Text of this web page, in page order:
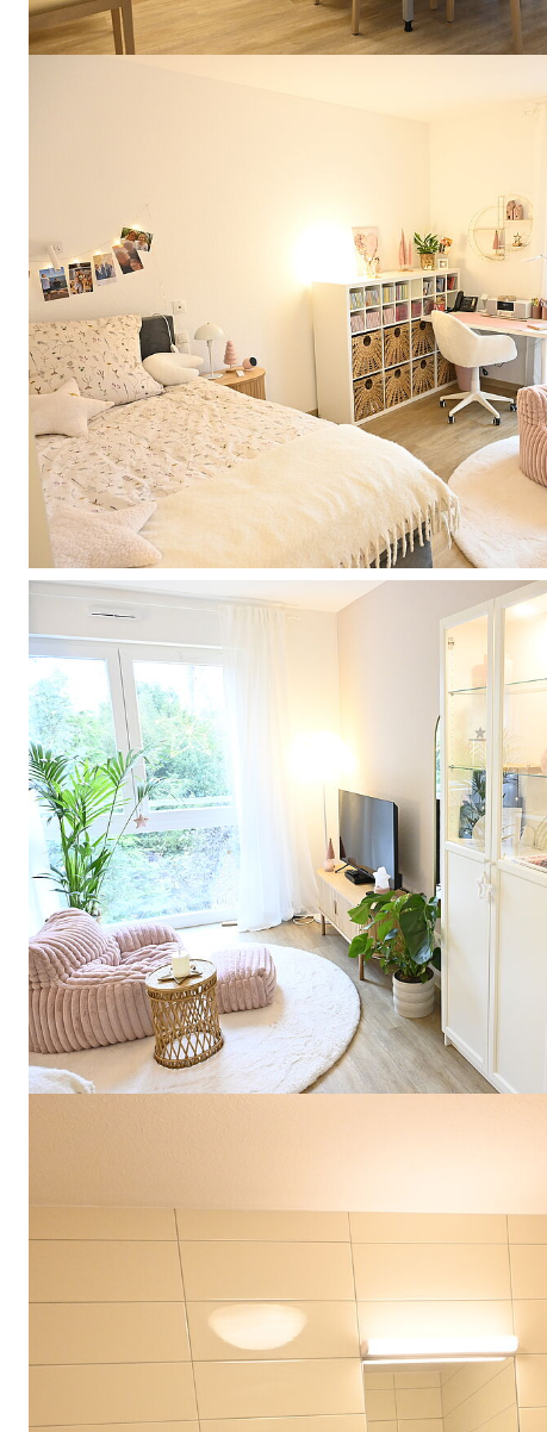
Seitenstatistik
Laufzeit:
6 Monate
_pk_ses, _pk_cvar, _pk_hsr
Name:
_pk_ses, _pk_cvar, _pk_hsr
Anbieter:
Stiftung Scheuern
Zweck:
Seitenstatistik
Cookie
Laufzeit:
30 Minuten